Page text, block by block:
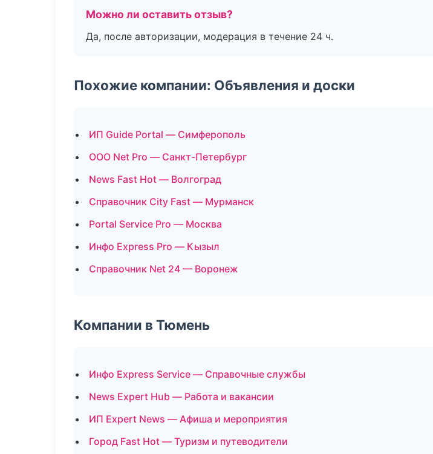
Можно ли оставить отзыв?
Да, после авторизации, модерация в течение 24 ч.
Похожие компании: Объявления и доски
ИП Guide Portal — Симферополь
ООО Net Pro — Санкт-Петербург
News Fast Hot — Волгоград
Справочник City Fast — Мурманск
Portal Service Pro — Москва
Инфо Express Pro — Кызыл
Справочник Net 24 — Воронеж
Компании в Тюмень
Инфо Express Service — Справочные службы
News Expert Hub — Работа и вакансии
ИП Expert News — Афиша и мероприятия
Город Fast Hot — Туризм и путеводители